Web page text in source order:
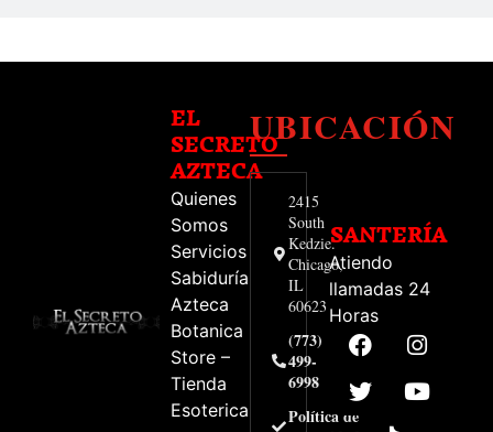
EL
SECRETO
AZTECA
Quienes
Somos
Servicios
Sabiduría
Azteca
Botanica
Store –
Tienda
Esoterica
UBICACIÓN
2415
South
Kedzie.
Chicago,
IL
60623
(773)
499-
6998
Política de
SANTERÍA
Atiendo
llamadas 24
Horas